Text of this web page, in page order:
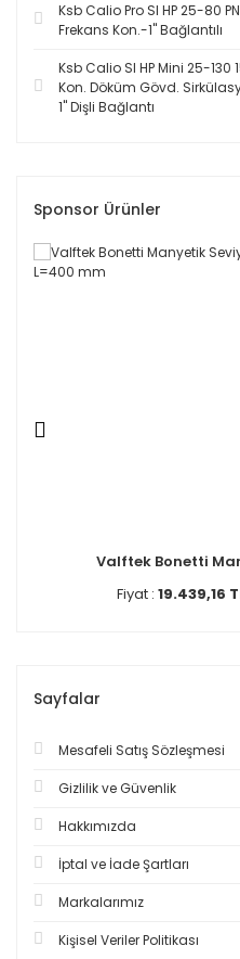
Ksb Calio Pro SI HP 25-80
Frekans Kon.-1'' Bağlantılı
Ksb Calio SI HP Mini 25-130
Kon. Döküm Gövd.
1'' Dişli Bağlantı
Sponsor Ürünler
Valftek Bonetti
Fiyat : 19.439,16
Sayfalar
Mesafeli Satış Sözleşmesi
Gizlilik ve Güvenlik
Hakkımızda
İptal ve İade Şartları
Markalarımız
Kişisel Veriler Politikası